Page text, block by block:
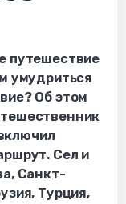
путешествие
умудриться
Об этом
Сел и
Санкт-
Турция,